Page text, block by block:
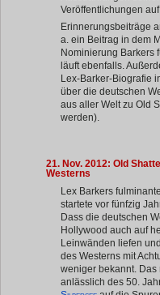
Veröffentlichungen
Erinnerungsbeiträge
a. ein Beitrag in dem
Nominierung Barkers
läuft ebenfalls.
Lex-Barker-Biografie
über die deutschen
aus aller Welt zu Old
werden).
21. Nov. 2012: Old
Westerns
Lex Barkers
startete vor fünfzig
Dass die deutschen
Hollywood auch auf
Leinwänden liefen
des Westerns mit
weniger bekannt. Das
anlässlich des 50.